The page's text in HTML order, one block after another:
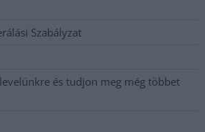
Szabályzat
és tudjon meg még többet